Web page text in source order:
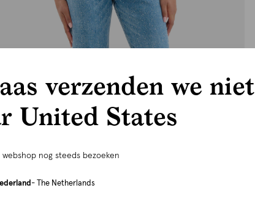
verzenden we niet
United States
nog steeds bezoeken
- The Netherlands